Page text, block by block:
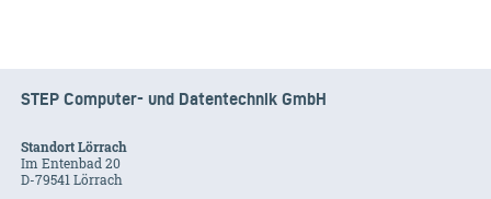
STEP Computer- und Datentechnik GmbH
Standort Lörrach
Im Entenbad 20
D-79541 Lörrach